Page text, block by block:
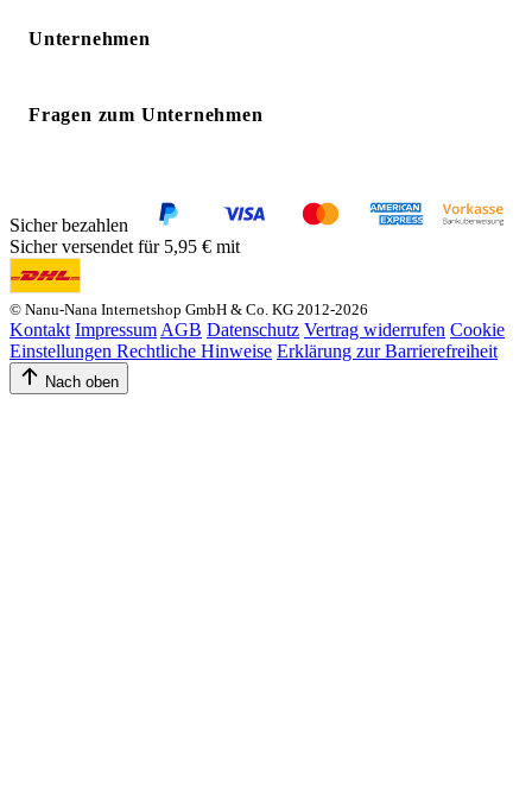
Unternehmen
Fragen zum Unternehmen
Sicher bezahlen
Sicher versendet für 5,95 € mit
© Nanu-Nana Internetshop GmbH & Co. KG 2012-2026
Kontakt Impressum AGB Datenschutz Vertrag widerrufen Cookie
Einstellungen Rechtliche Hinweise Erklärung zur Barrierefreiheit
Nach oben